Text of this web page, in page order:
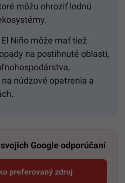
môžu ohroziť lodnú
Niño môže mať tiež
na postihnuté oblasti,
núdzové opatrenia a
Google odporúčaní
preferovaný zdroj
Startitup, odkaz sa otvorí v